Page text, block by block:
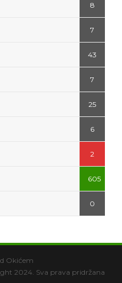
8
7
43
7
25
6
2
605
0
Okićem
2024. Sva prava pridržana